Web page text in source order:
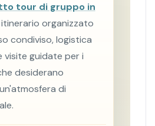
tour di gruppo in
organizzato
condiviso, logistica
visite guidate per i
desiderano
di